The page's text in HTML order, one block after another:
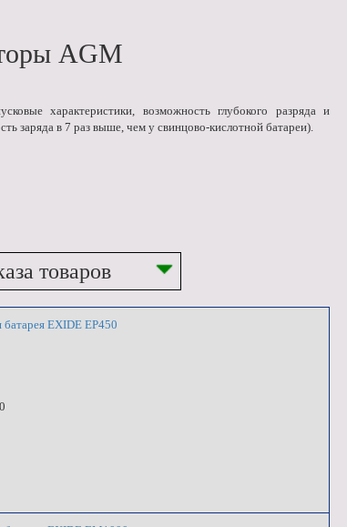
AGM
характеристики, возможность глубокого разряда и
заряда в 7 раз выше, чем у свинцово-кислотной батареи).
товаров
батарея EXIDE EP450